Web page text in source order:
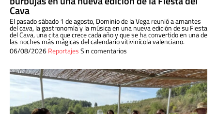
Cava
El pasado sábado 1 de agosto, Dominio de la Vega reunió a amantes
del cava, la gastronomía y la música en una nueva edición de su Fiesta
del Cava, una cita que crece cada año y que se ha convertido en una de
las noches más mágicas del calendario vitivinícola valenciano.
06/08/2026ReportajesSin comentarios